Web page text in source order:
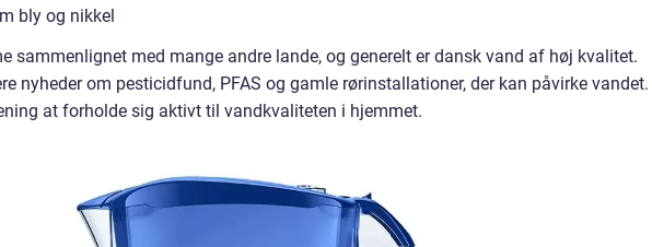
bly og nikkel
sammenlignet med mange andre lande, og generelt er dansk vand af høj kvalitet.
nyheder om pesticidfund, PFAS og gamle rørinstallationer, der kan påvirke vandet.
at forholde sig aktivt til vandkvaliteten i hjemmet.